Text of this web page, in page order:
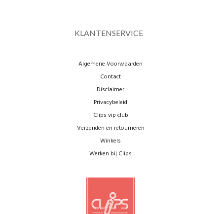
KLANTENSERVICE
Algemene Voorwaarden
Contact
Disclaimer
Privacybeleid
Clips vip club
Verzenden en retourneren
Winkels
Werken bij Clips